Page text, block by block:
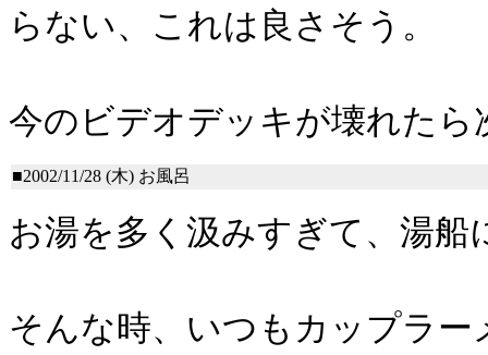
らない、これは良さそう。
今のビデオデッキが壊れたら
■2002/11/28 (木) お風呂
お湯を多く汲みすぎて、湯
そんな時、いつもカップラ